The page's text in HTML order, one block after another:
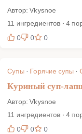
Автор: Vkysnoe
11 ингредиентов · 4
0
0 0
Супы · Горячие супы ·
Куриный суп-
Автор: Vkysnoe
11 ингредиентов · 4
0
0 0